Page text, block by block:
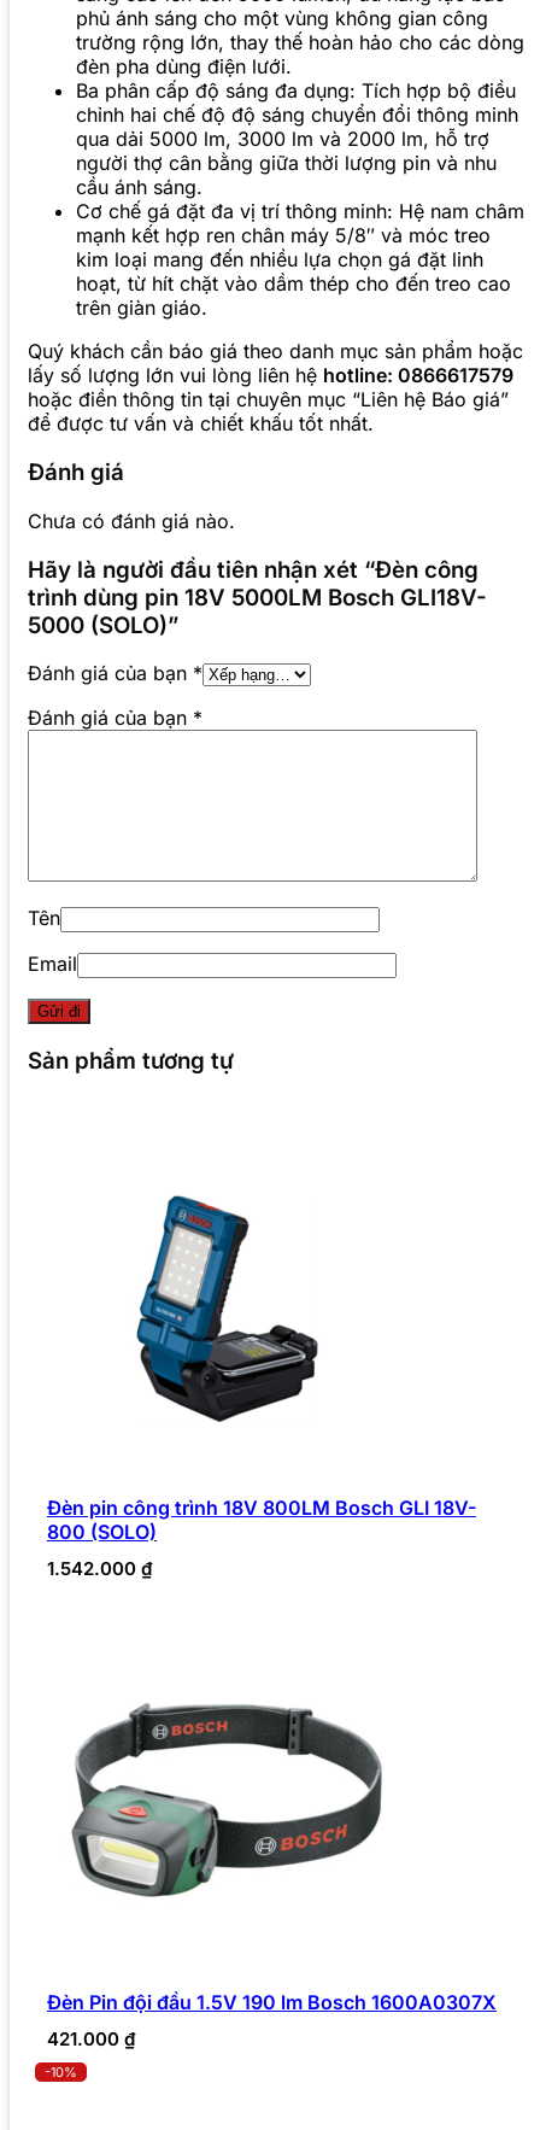
phủ ánh sáng cho một vùng không gian công
trường rộng lớn, thay thế hoàn hảo cho các dòng
đèn pha dùng điện lưới.
Ba phân cấp độ sáng đa dụng: Tích hợp bộ điều
chỉnh hai chế độ độ sáng chuyển đổi thông minh
qua dải 5000 lm, 3000 lm và 2000 lm, hỗ trợ
người thợ cân bằng giữa thời lượng pin và nhu
cầu ánh sáng.
Cơ chế gá đặt đa vị trí thông minh: Hệ nam châm
mạnh kết hợp ren chân máy 5/8″ và móc treo
kim loại mang đến nhiều lựa chọn gá đặt linh
hoạt, từ hít chặt vào dầm thép cho đến treo cao
trên giàn giáo.
Quý khách cần báo giá theo danh mục sản phẩm hoặc
lấy số lượng lớn vui lòng liên hệ hotline: 0866617579
hoặc điền thông tin tại chuyên mục “Liên hệ Báo giá”
để được tư vấn và chiết khấu tốt nhất.
Đánh giá
Chưa có đánh giá nào.
Hãy là người đầu tiên nhận xét “Đèn công
trình dùng pin 18V 5000LM Bosch GLI18V-
5000 (SOLO)”
Đánh giá của bạn *
Đánh giá của bạn *
Tên
Email
Sản phẩm tương tự
Đèn pin công trình 18V 800LM Bosch GLI 18V-
800 (SOLO)
1.542.000 ₫
Đèn Pin đội đầu 1.5V 190 lm Bosch 1600A0307X
421.000 ₫
-10%